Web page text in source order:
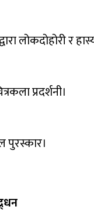
लोकदोहोरी र
प्रदर्शनी।
पुरस्कार।